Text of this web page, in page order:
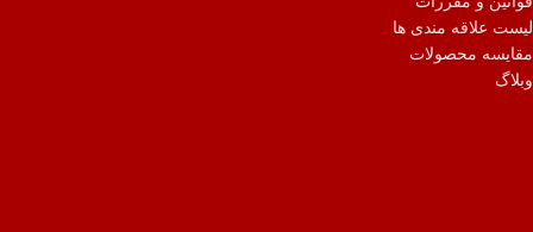
لیست علاقه مندی ها
مقایسه محصولات
وبلاگ